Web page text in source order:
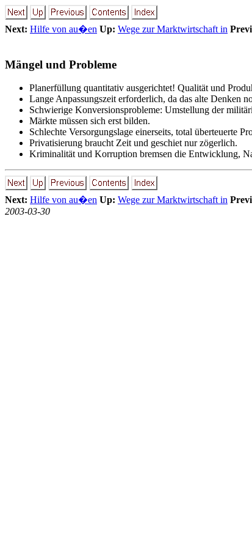
Next: Hilfe von au�en Up: Wege zur Marktwirtschaft in
Mängel und Probleme
Planerfüllung quantitativ ausgerichtet! Qualität und
Lange Anpassungszeit erforderlich, da das alte Denken
Schwierige Konversionsprobleme: Umstellung der
Märkte müssen sich erst bilden.
Schlechte Versorgungslage einerseits, total überteuerte
Privatisierung braucht Zeit und geschiet nur zögerlich.
Kriminalität und Korruption bremsen die Entwicklung,
Next: Hilfe von au�en Up: Wege zur Marktwirtschaft in
2003-03-30